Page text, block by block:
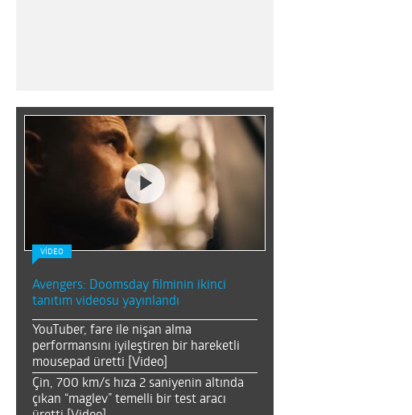
VİDEO
Avengers: Doomsday filminin ikinci
tanıtım videosu yayınlandı
YouTuber, fare ile nişan alma
performansını iyileştiren bir hareketli
mousepad üretti [Video]
Çin, 700 km/s hıza 2 saniyenin altında
çıkan “maglev” temelli bir test aracı